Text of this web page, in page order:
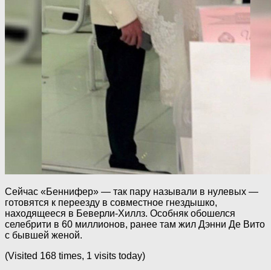
Сейчас «Беннифер» — так пару называли в нулевых —
готовятся к переезду в совместное гнездышко,
находящееся в Беверли-Хиллз. Особняк обошелся
селебрити в 60 миллионов, ранее там жил Дэнни Де Вито
с бывшей женой.
(Visited 168 times, 1 visits today)